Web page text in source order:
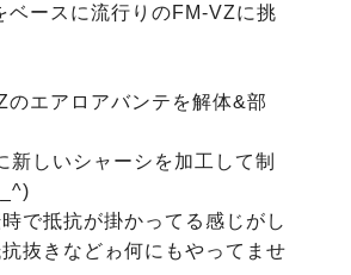
ベースに流行りのFM-VZに挑
のエアロアバンテを解体&部
新しいシャーシを加工して制
で抵抗が掛かってる感じがし
抜きなどゎ何にもやってませ